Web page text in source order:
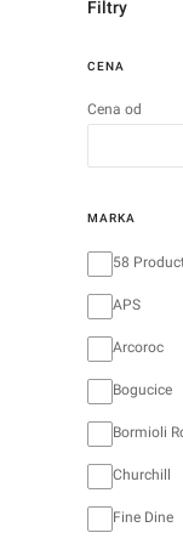
Filtry
CENA
Cena od
MARKA
Marka
58
APS
Arcoroc
Bogucice
Bormioli
Churchill
Fine Dine